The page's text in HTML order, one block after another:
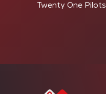
Twenty One Pilots